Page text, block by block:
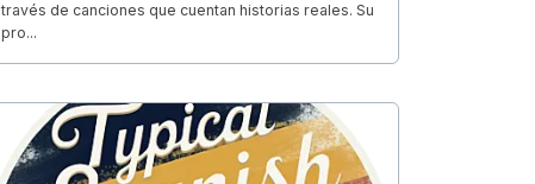
través de canciones que cuentan historias reales. Su
pro...